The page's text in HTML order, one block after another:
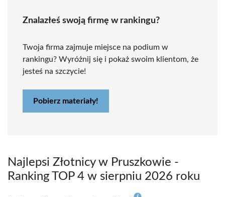
Znalazłeś swoją firmę w rankingu?
Twoja firma zajmuje miejsce na podium w
rankingu? Wyróżnij się i pokaż swoim klientom, że
jesteś na szczycie!
Pobierz materiały!
Najlepsi Złotnicy w Pruszkowie -
Ranking TOP 4 w sierpniu 2026 roku